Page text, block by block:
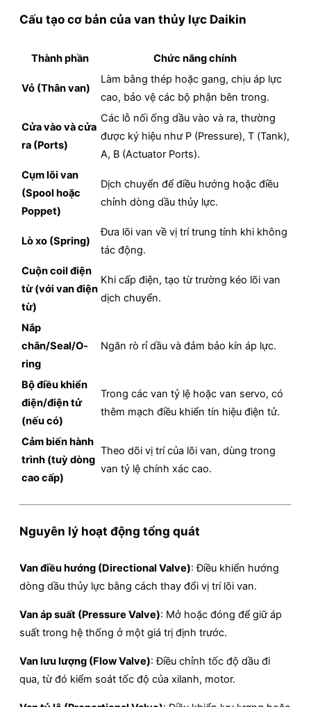
Cấu tạo cơ bản của van thủy lực Daikin
Thành phần Chức năng chính
Vỏ (Thân van)
Làm bằng thép hoặc gang, chịu áp lực
cao, bảo vệ các bộ phận bên trong.
Cửa vào và cửa
ra (Ports)
Các lỗ nối ống dầu vào và ra, thường
được ký hiệu như P (Pressure), T (Tank),
A, B (Actuator Ports).
Cụm lõi van
(Spool hoặc
Poppet)
Dịch chuyển để điều hướng hoặc điều
chỉnh dòng dầu thủy lực.
Lò xo (Spring)
Đưa lõi van về vị trí trung tính khi không
tác động.
Cuộn coil điện
từ (với van điện
từ)
Khi cấp điện, tạo từ trường kéo lõi van
dịch chuyển.
Nắp
chắn/Seal/O-
ring
Ngăn rò rỉ dầu và đảm bảo kín áp lực.
Bộ điều khiển
điện/điện tử
(nếu có)
Trong các van tỷ lệ hoặc van servo, có
thêm mạch điều khiển tín hiệu điện tử.
Cảm biến hành
trình (tuỳ dòng
cao cấp)
Theo dõi vị trí của lõi van, dùng trong
van tỷ lệ chính xác cao.
Nguyên lý hoạt động tổng quát
Van điều hướng (Directional Valve): Điều khiển hướng
dòng dầu thủy lực bằng cách thay đổi vị trí lõi van.
Van áp suất (Pressure Valve): Mở hoặc đóng để giữ áp
suất trong hệ thống ở một giá trị định trước.
Van lưu lượng (Flow Valve): Điều chỉnh tốc độ dầu đi
qua, từ đó kiểm soát tốc độ của xilanh, motor.